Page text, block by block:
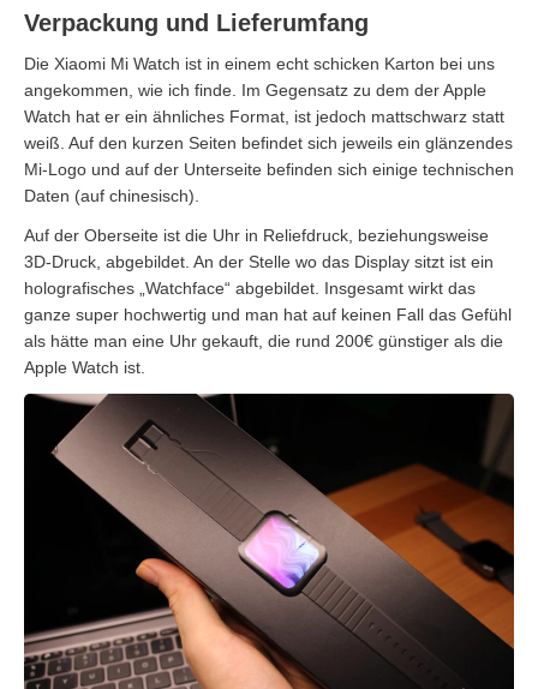
Verpackung und Lieferumfang
Die Xiaomi Mi Watch ist in einem echt schicken Karton bei uns
angekommen, wie ich finde. Im Gegensatz zu dem der Apple
Watch hat er ein ähnliches Format, ist jedoch mattschwarz statt
weiß. Auf den kurzen Seiten befindet sich jeweils ein glänzendes
Mi-Logo und auf der Unterseite befinden sich einige technischen
Daten (auf chinesisch).
Auf der Oberseite ist die Uhr in Reliefdruck, beziehungsweise
3D-Druck, abgebildet. An der Stelle wo das Display sitzt ist ein
holografisches „Watchface“ abgebildet. Insgesamt wirkt das
ganze super hochwertig und man hat auf keinen Fall das Gefühl
als hätte man eine Uhr gekauft, die rund 200€ günstiger als die
Apple Watch ist.